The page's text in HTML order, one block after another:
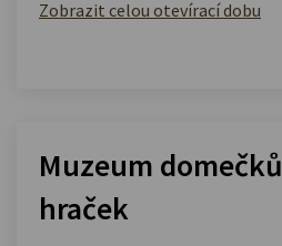
Zobrazit celou otevírací dobu
Muzeum
hraček